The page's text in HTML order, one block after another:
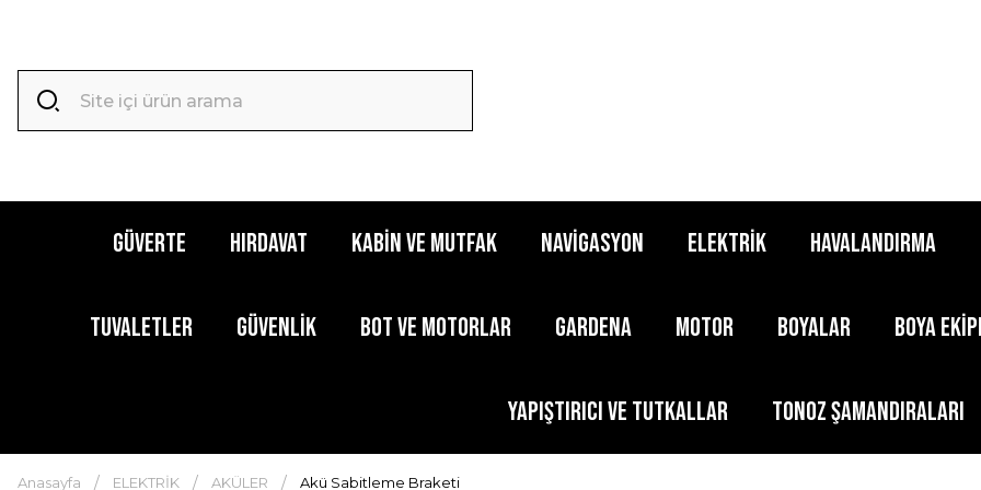
GÜVERTE HIRDAVAT KABİN ve MUTFAK NAVİGASYON ELEKTRİK HAVALANDIRMA
TUVALETLER GÜVENLİK BOT ve MOTORLAR GARDENA MOTOR BOYALAR BOYA
YAPIŞTIRICI ve TUTKALLAR TONOZ ŞAMANDIRALARI
Anasayfa ELEKTRİK AKÜLER Akü Sabitleme Braketi